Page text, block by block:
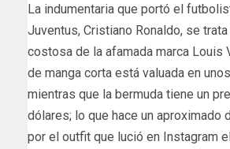
La indumentaria que portó el
Juventus, Cristiano Ronaldo, se
costosa de la afamada marca Louis
de manga corta está valuada en
mientras que la bermuda tiene un
dólares; lo que hace un aproximado
por el outfit que lució en Instagram